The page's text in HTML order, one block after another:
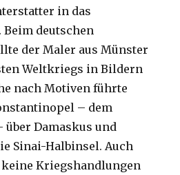
in das
Beim deutschen
der Maler aus Münster
Weltkriegs in Bildern
nach Motiven führte
– dem
Damaskus und
Sinai-Halbinsel. Auch
Kriegshandlungen